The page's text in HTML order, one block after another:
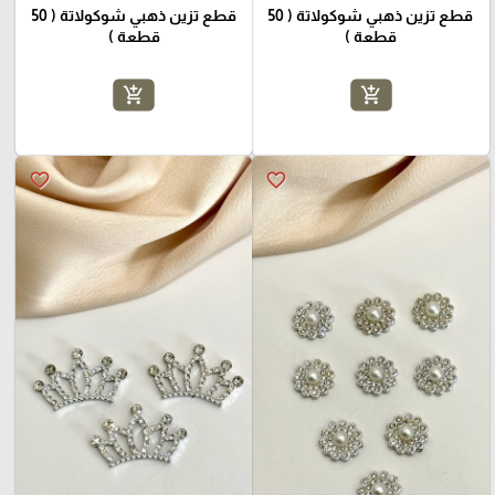
قطع تزين ذهبي شوكولاتة ( 50
قطعة )
add_shopping_cart
قطع تزين ذهبي شوكولاتة ( 50
قطعة )
add_shopping_cart
favorite_border
favorite_border